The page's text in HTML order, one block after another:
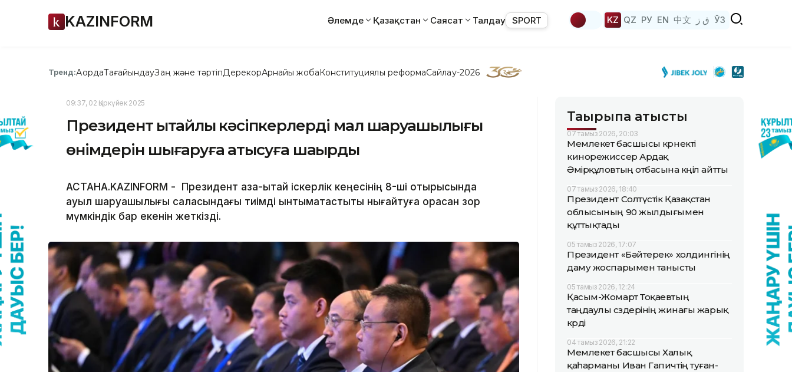
KAZINFORM Әлемде Қазақстан Саясат Талдау SPORT KZ QZ РУ EN 中文 ق ز ЎЗ
Тренд:АқордаТағайындауЗаң және тәртіпДерекқорАрнайы жобаКонституциялық реформаСайлау-2026
09:37, 02 Қыркүйек 2025
Президент қытайлық кәсіпкерлерді мал шаруашылығы
өнімдерін шығаруға қатысуға шақырды
АСТАНА.KAZINFORM - Президент қазақ-қытай іскерлік кеңесінің 8-ші отырысында
ауыл шаруашылығы саласындағы тиімді ынтымақтастықты нығайтуға орасан зор
мүмкіндік бар екенін жеткізді.
Тақырыпқа қатысты
07 тамыз 2026, 20:03
Мемлекет басшысы көрнекті
кинорежиссер Ардақ
Әмірқұловтың отбасына көңіл айтты
07 тамыз 2026, 18:40
Президент Солтүстік Қазақстан
облысының 90 жылдығымен
құттықтады
05 тамыз 2026, 17:07
Президент «Бәйтерек» холдингінің
даму жоспарымен танысты
05 тамыз 2026, 12:24
Қасым-Жомарт Тоқаевтың
таңдаулы сөздерінің жинағы жарық
көрді
04 тамыз 2026, 21:22
Мемлекет басшысы Халық
қаһарманы Иван Гапичтің туған-